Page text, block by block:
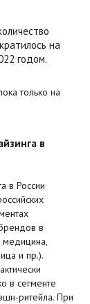
на
годом.
только на
в
в России
в
медицина,
и пр.).
в сегменте
ритейла. При